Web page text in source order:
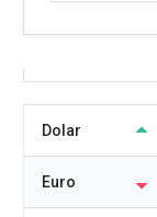
Dolar
Euro